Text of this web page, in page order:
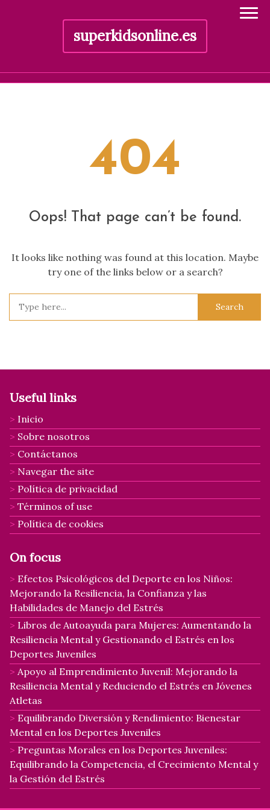
superkidsonline.es
404
Oops! That page can’t be found.
It looks like nothing was found at this location. Maybe
try one of the links below or a search?
Useful links
Inicio
Sobre nosotros
Contáctanos
Navegar the site
Política de privacidad
Términos of use
Política de cookies
On focus
Efectos Psicológicos del Deporte en los Niños:
Mejorando la Resiliencia, la Confianza y las
Habilidades de Manejo del Estrés
Libros de Autoayuda para Mujeres: Aumentando la
Resiliencia Mental y Gestionando el Estrés en los
Deportes Juveniles
Apoyo al Emprendimiento Juvenil: Mejorando la
Resiliencia Mental y Reduciendo el Estrés en Jóvenes
Atletas
Equilibrando Diversión y Rendimiento: Bienestar
Mental en los Deportes Juveniles
Preguntas Morales en los Deportes Juveniles:
Equilibrando la Competencia, el Crecimiento Mental y
la Gestión del Estrés